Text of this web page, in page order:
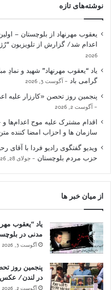
نوشته‌های تازه
یعقوب مهرنهاد از بلوچستان –
اعدام شد/ گزارش از تلویزیون
2026
یاد “یعقوب مهرنهاد” شهید و
گرامی باد
آگوست 3, 2026
پنجمین روز تحصن «کارزار علیه
آگوست 2, 2026
اقدام مشترک علیه موج اعدام‌ها
سازمان ها و احزاب امضا کننده
ویدیو گفتگوی رادیو فردا با
حزب مردم بلوچستان
جولای 28, 2026
از میان خبر ها
یاد “یعقوب
مدنی در
آگوست 3, 2026
پنجمین روز
در لندن/
آگوست 2, 2026